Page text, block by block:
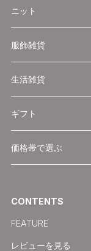
ニット
服飾雑貨
生活雑貨
ギフト
価格帯で選ぶ
CONTENTS
FEATURE
レビューを見る